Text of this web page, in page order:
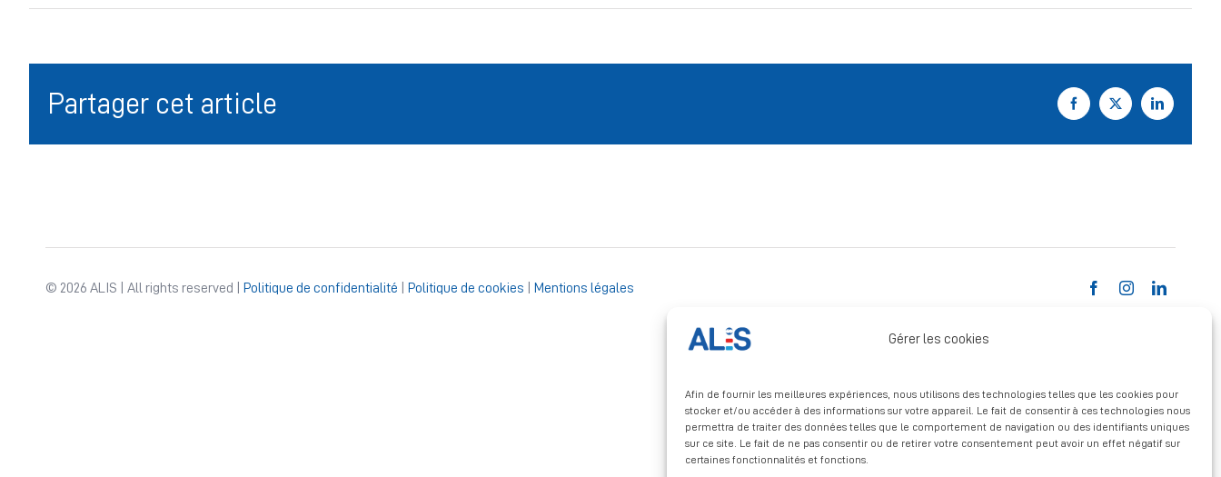
Gérer les cookies
Afin de fournir les meilleures expériences, nous utilisons des technologies telles que les cookies pour
stocker et/ou accéder à des informations sur votre appareil. Le fait de consentir à ces technologies nous
permettra de traiter des données telles que le comportement de navigation ou des identifiants uniques
sur ce site. Le fait de ne pas consentir ou de retirer votre consentement peut avoir un effet négatif sur
certaines fonctionnalités et fonctions.
Partager cet article Facebook
X LinkedIn
© 2026 ALIS | All rights reserved | Politique de confidentialité Politique de cookies Mentions légales